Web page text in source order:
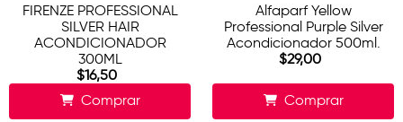
FIRENZE PROFESSIONAL
SILVER HAIR
ACONDICIONADOR
300ML
$16,50
Comprar
Alfaparf Yellow
Professional Purple Silver
Acondicionador 500ml.
$29,00
Comprar